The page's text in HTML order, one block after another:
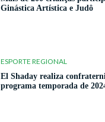
Ginástica Artística e Judô
ESPORTE REGIONAL
El Shaday realiza
programa temporada de